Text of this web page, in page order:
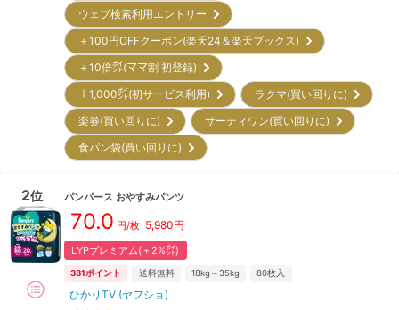
ウェブ検索利用エントリー
＋100円OFFクーポン(楽天24＆楽天ブックス)
＋10倍㌽(ママ割 初登録)
＋1,000㌽(初サービス利用)
ラクマ(買い回りに)
楽券(買い回りに)
サーティワン(買い回りに)
食パン袋(買い回りに)
2位 パンパース おやすみパンツ
70.0 円/枚 5,980円
LYPプレミアム(＋2%㌽)
381ポイント 送料無料 18kg～35kg 80枚入
ひかりTV (ヤフショ)